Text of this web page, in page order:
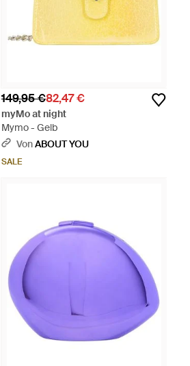
149,95 €82,47 €
myMo at night
Mymo - Gelb
VonABOUT YOU
SALE